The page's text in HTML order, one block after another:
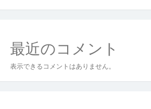
最近のコメント
表示できるコメントはありません。